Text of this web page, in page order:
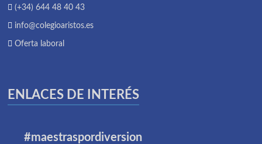
(+34) 644 48 40 43
info@colegioaristos.es
Oferta laboral
ENLACES DE INTERÉS
#maestraspordiversion